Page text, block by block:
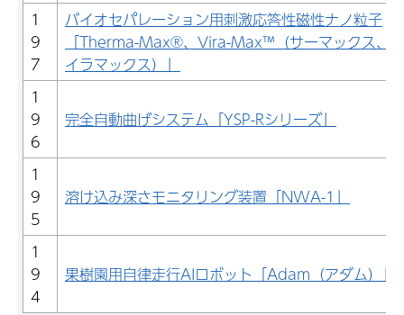
1
9
7
バイオセパレーション用刺激応答性磁性ナノ粒子
「Therma-Max®、Vira-Max™（サーマックス、バ
イラマックス）」
1
9
6
完全自動曲げシステム「YSP-Rシリーズ」
1
9
5
溶け込み深さモニタリング装置「NWA-1」
1
9
4
果樹園用自律走行AIロボット「Adam（アダム）」